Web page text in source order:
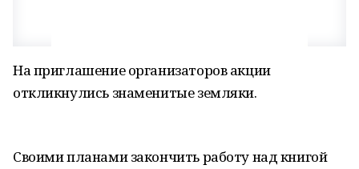
На приглашение организаторов акции
откликнулись знаменитые земляки.
Своими планами закончить работу над книгой